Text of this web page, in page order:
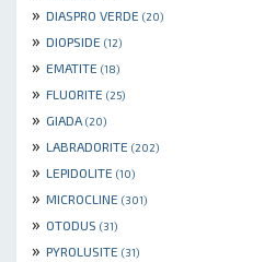
» DIASPRO VERDE (20)
» DIOPSIDE (12)
» EMATITE (18)
» FLUORITE (25)
» GIADA (20)
» LABRADORITE (202)
» LEPIDOLITE (10)
» MICROCLINE (301)
» OTODUS (31)
» PYROLUSITE (31)